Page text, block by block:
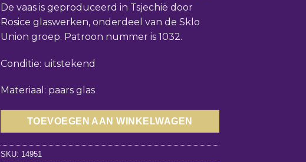
De vaas is geproduceerd in Tsjechië door
Rosice glaswerken, onderdeel van de Sklo
Union groep. Patroon nummer is 1032.
Conditie: uitstekend
Materiaal: paars glas
TOEVOEGEN AAN WINKELWAGEN
SKU: 14951